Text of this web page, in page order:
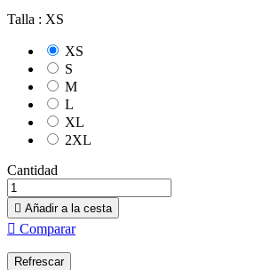
Talla : XS
XS
S
M
L
XL
2XL
Cantidad
 Añadir a la cesta
 Comparar